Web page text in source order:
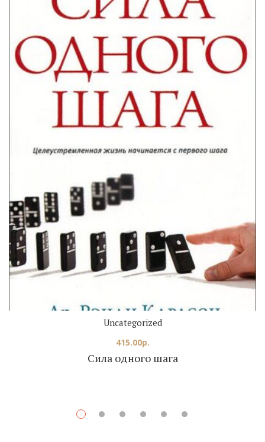
Сила одного шага
Uncategorized
415.00р.